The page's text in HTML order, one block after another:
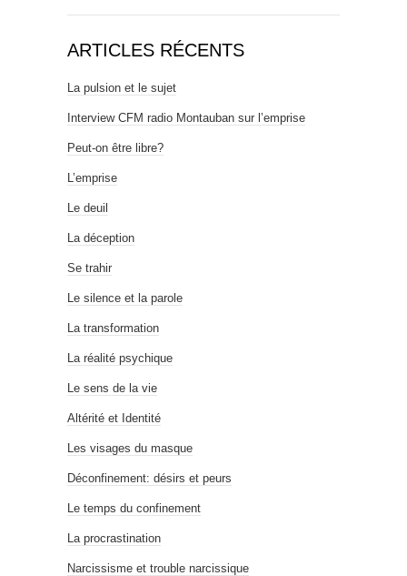
ARTICLES RÉCENTS
La pulsion et le sujet
Interview CFM radio Montauban sur l’emprise
Peut-on être libre?
L’emprise
Le deuil
La déception
Se trahir
Le silence et la parole
La transformation
La réalité psychique
Le sens de la vie
Altérité et Identité
Les visages du masque
Déconfinement: désirs et peurs
Le temps du confinement
La procrastination
Narcissisme et trouble narcissique